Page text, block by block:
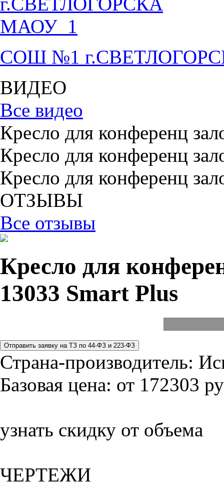
СОШ №1
ВИДЕО
Все видео
Кресло для конференц
Кресло для конференц
Кресло для конференц
ОТЗЫВЫ
Все отзывы
Кресло для
13033 Smart Plus
Страна-производитель:
Базовая цена: от 172303
узнать скидку от объема
ЧЕРТЕЖИ